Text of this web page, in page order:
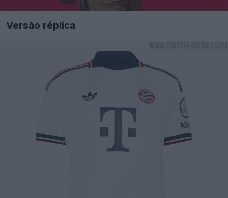
Versão réplica